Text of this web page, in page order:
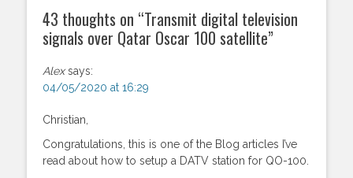
43 thoughts on “Transmit digital television
signals over Qatar Oscar 100 satellite”
Alex says:
04/05/2020 at 16:29
Christian,
Congratulations, this is one of the Blog articles I’ve
read about how to setup a DATV station for QO-100.